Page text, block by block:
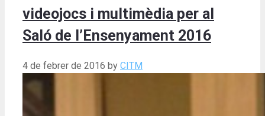
videojocs i multimèdia per al
Saló de l’Ensenyament 2016
4 de febrer de 2016 by CITM